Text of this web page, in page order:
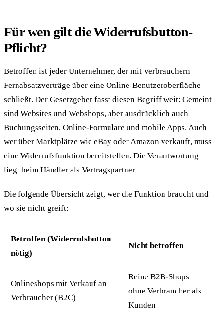
Für wen gilt die Widerrufsbutton-
Pflicht?
Betroffen ist jeder Unternehmer, der mit Verbrauchern
Fernabsatzverträge über eine Online-Benutzeroberfläche
schließt. Der Gesetzgeber fasst diesen Begriff weit: Gemeint
sind Websites und Webshops, aber ausdrücklich auch
Buchungsseiten, Online-Formulare und mobile Apps. Auch
wer über Marktplätze wie eBay oder Amazon verkauft, muss
eine Widerrufsfunktion bereitstellen. Die Verantwortung
liegt beim Händler als Vertragspartner.
Die folgende Übersicht zeigt, wer die Funktion braucht und
wo sie nicht greift:
Betroffen (Widerrufsbutton
nötig)
Nicht betroffen
Onlineshops mit Verkauf an
Verbraucher (B2C)
Reine B2B-Shops
ohne Verbraucher als
Kunden